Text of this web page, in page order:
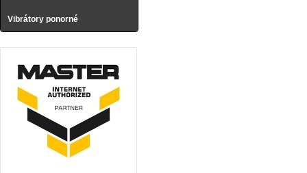
Vibrátory ponorné